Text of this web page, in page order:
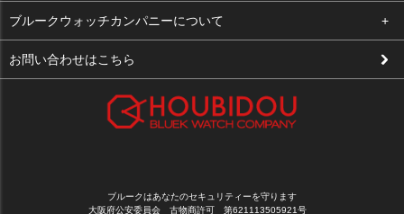
支払い・送料
修理依頼
ログイン
お気に入り
ブルークウォッチカンパニーについて
会社概要
お問い合わせはこちら
ブルークはあなたのセキュリティーを守ります
大阪府公安委員会 古物商許可 第621113505921号